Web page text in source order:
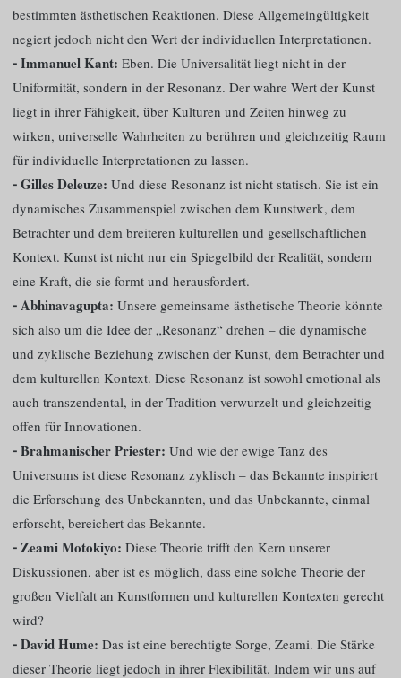
bestimmten ästhetischen Reaktionen. Diese Allgemeingültigkeit
negiert jedoch nicht den Wert der individuellen Interpretationen.
⁃ Immanuel Kant: Eben. Die Universalität liegt nicht in der
Uniformität, sondern in der Resonanz. Der wahre Wert der Kunst
liegt in ihrer Fähigkeit, über Kulturen und Zeiten hinweg zu
wirken, universelle Wahrheiten zu berühren und gleichzeitig Raum
für individuelle Interpretationen zu lassen.
⁃ Gilles Deleuze: Und diese Resonanz ist nicht statisch. Sie ist ein
dynamisches Zusammenspiel zwischen dem Kunstwerk, dem
Betrachter und dem breiteren kulturellen und gesellschaftlichen
Kontext. Kunst ist nicht nur ein Spiegelbild der Realität, sondern
eine Kraft, die sie formt und herausfordert.
⁃ Abhinavagupta: Unsere gemeinsame ästhetische Theorie könnte
sich also um die Idee der „Resonanz“ drehen – die dynamische
und zyklische Beziehung zwischen der Kunst, dem Betrachter und
dem kulturellen Kontext. Diese Resonanz ist sowohl emotional als
auch transzendental, in der Tradition verwurzelt und gleichzeitig
offen für Innovationen.
⁃ Brahmanischer Priester: Und wie der ewige Tanz des
Universums ist diese Resonanz zyklisch – das Bekannte inspiriert
die Erforschung des Unbekannten, und das Unbekannte, einmal
erforscht, bereichert das Bekannte.
⁃ Zeami Motokiyo: Diese Theorie trifft den Kern unserer
Diskussionen, aber ist es möglich, dass eine solche Theorie der
großen Vielfalt an Kunstformen und kulturellen Kontexten gerecht
wird?
⁃ David Hume: Das ist eine berechtigte Sorge, Zeami. Die Stärke
dieser Theorie liegt jedoch in ihrer Flexibilität. Indem wir uns auf